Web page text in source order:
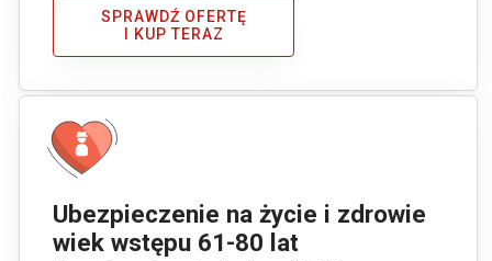
SPRAWDŹ OFERTĘ
I KUP TERAZ
Ubezpieczenie na życie i zdrowie
wiek wstępu 61-80 lat